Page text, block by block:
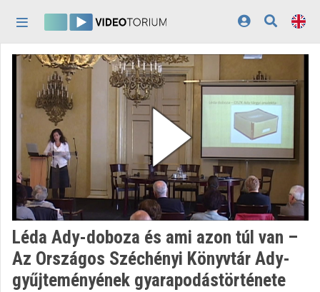
Home
Log In
Discovery
Categories
Playlists
Organizations
Contributors
Appearance:light
Léda Ady-doboza és ami azon túl van –
Az Országos Széchényi Könyvtár Ady-
gyűjteményének gyarapodástörténete